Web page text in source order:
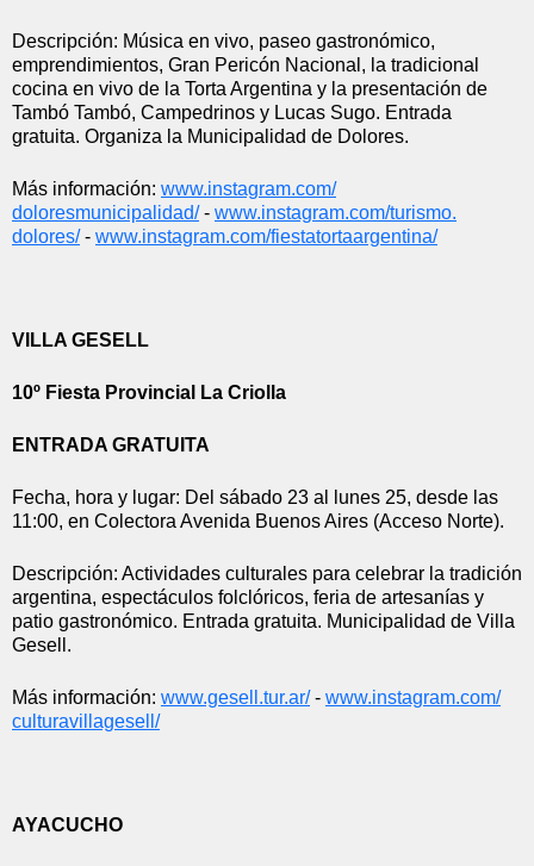
Descripción: Música en vivo, paseo gastronómico,
emprendimientos, Gran Pericón Nacional, la tradicional
cocina en vivo de la Torta Argentina y la presentación de
Tambó Tambó, Campedrinos y Lucas Sugo. Entrada
gratuita. Organiza la Municipalidad de Dolores.
Más información: www.instagram.com/
doloresmunicipalidad/ - www.instagram.com/turismo.
dolores/ - www.instagram.com/fiestatortaargentina/
VILLA GESELL
10º Fiesta Provincial La Criolla
ENTRADA GRATUITA
Fecha, hora y lugar: Del sábado 23 al lunes 25, desde las
11:00, en Colectora Avenida Buenos Aires (Acceso Norte).
Descripción: Actividades culturales para celebrar la tradición
argentina, espectáculos folclóricos, feria de artesanías y
patio gastronómico. Entrada gratuita. Municipalidad de Villa
Gesell.
Más información: www.gesell.tur.ar/ - www.instagram.com/
culturavillagesell/
AYACUCHO